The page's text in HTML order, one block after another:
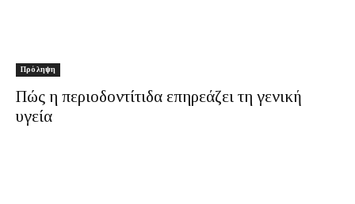
Πρόληψη
Πώς η περιοδοντίτιδα επηρεάζει τη γενική
υγεία